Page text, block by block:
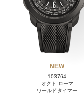
NEW
103764
オクト ローマ
ワールドタイマー